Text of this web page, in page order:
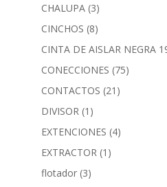
CHALUPA (3)
CINCHOS (8)
CINTA DE AISLAR NEGRA
CONECCIONES (75)
CONTACTOS (21)
DIVISOR (1)
EXTENCIONES (4)
EXTRACTOR (1)
flotador (3)